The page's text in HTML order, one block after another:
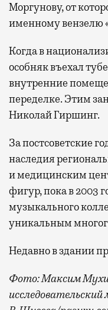
Моргунову, от
именному вензелю
Когда в
особняк въехал
внутренние
переделке. Этим
Николай Гиршинг.
За постсоветские
наследия
и медицинским
фигур, пока в 2003
музыкального
уникальным
Недавно в здании
Фото: Максим